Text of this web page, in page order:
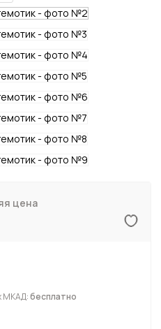
цена
МКАД:бесплатно